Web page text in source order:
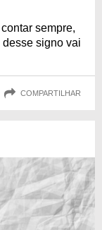
sempre,
signo vai
COMPARTILHAR